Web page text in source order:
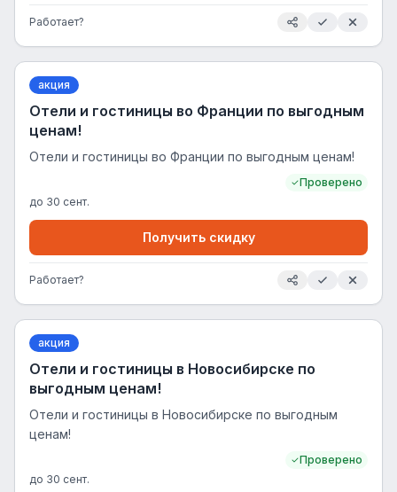
Работает?
акция
Отели и гостиницы во Франции по выгодным
ценам!
Отели и гостиницы во Франции по выгодным ценам!
Проверено
до 30 сент.
Получить скидку
Работает?
акция
Отели и гостиницы в Новосибирске по
выгодным ценам!
Отели и гостиницы в Новосибирске по выгодным
ценам!
Проверено
до 30 сент.